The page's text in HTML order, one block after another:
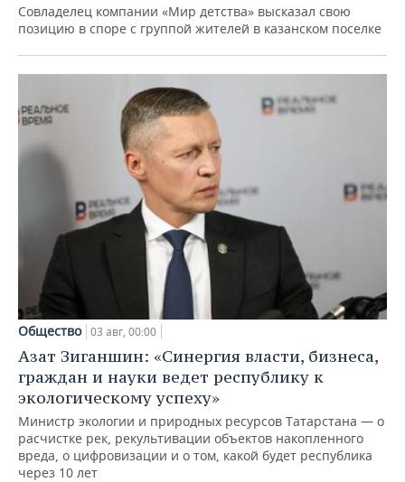
Совладелец компании «Мир детства» высказал свою
позицию в споре с группой жителей в казанском поселке
Общество 03 авг, 00:00
Азат Зиганшин: «Синергия власти, бизнеса,
граждан и науки ведет республику к
экологическому успеху»
Министр экологии и природных ресурсов Татарстана — о
расчистке рек, рекультивации объектов накопленного
вреда, о цифровизации и о том, какой будет республика
через 10 лет